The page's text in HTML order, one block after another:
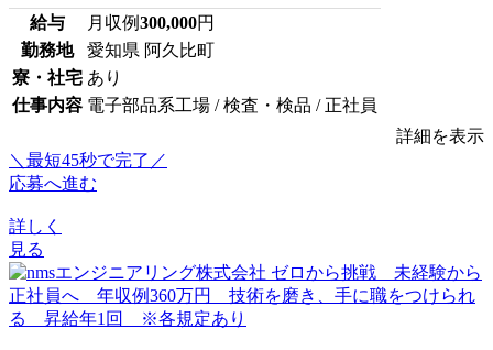
給与 月収例300,000円
勤務地
愛知県 阿久比町
寮・社宅 あり
仕事内容 電子部品系工場 / 検査・検品 / 正社員
詳細を表示
＼最短45秒で完了／
応募へ進む
詳しく
見る